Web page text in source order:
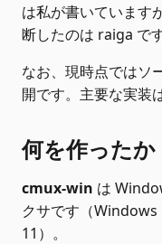
は私が書いています
断したのは raiga です
なお、現時点ではソ
開です。主要な実装
何を作ったか
cmux-win は
クサです（
11）。